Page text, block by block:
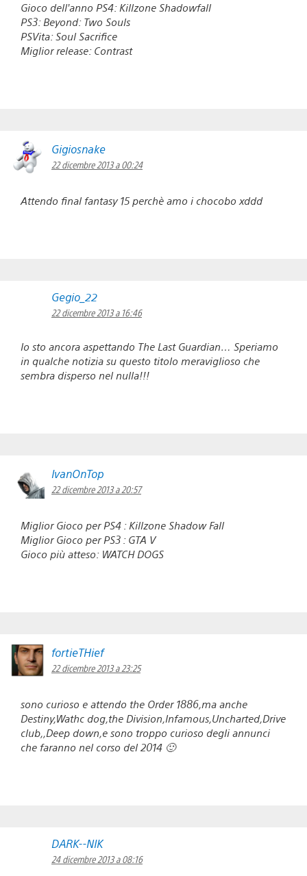
Gioco dell’anno PS4: Killzone Shadowfall
PS3: Beyond: Two Souls
PSVita: Soul Sacrifice
Miglior release: Contrast
Gigiosnake
22 dicembre 2013 a 00:24
Attendo final fantasy 15 perchè amo i chocobo xddd
Gegio_22
22 dicembre 2013 a 16:46
Io sto ancora aspettando The Last Guardian… Speriamo
in qualche notizia su questo titolo meraviglioso che
sembra disperso nel nulla!!!
IvanOnTop
22 dicembre 2013 a 20:57
Miglior Gioco per PS4 : Killzone Shadow Fall
Miglior Gioco per PS3 : GTA V
Gioco più atteso: WATCH DOGS
fortieTHief
22 dicembre 2013 a 23:25
sono curioso e attendo the Order 1886,ma anche
Destiny,Wathc dog,the Division,Infamous,Uncharted,Drive
club,,Deep down,e sono troppo curioso degli annunci
che faranno nel corso del 2014 🙂
DARK--NIK
24 dicembre 2013 a 08:16